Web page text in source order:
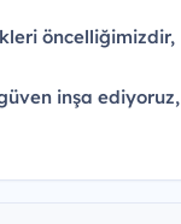
öncelliğimizdir,
inşa ediyoruz,